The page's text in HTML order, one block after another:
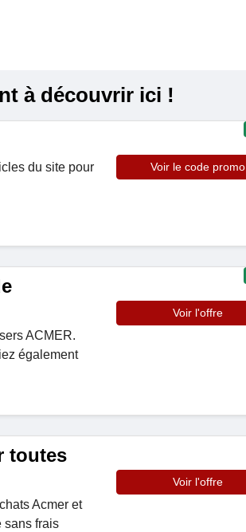
à découvrir ici !
du site pour
Voir le code promo
ACMER.
également
Voir l'offre
toutes
Acmer et
sans frais
Voir l'offre